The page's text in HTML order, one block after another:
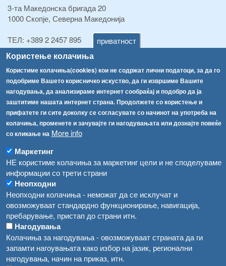
приватност
Користење колачиња
Користиме колачиња(cookies) кои не содржат лични податоци, за да го
подобриме Вашето корисничко искуство, да ги извршиме Вашите
нагодувања, да анализираме интернет сообраќај и подобро да ја
заштитиме нашата интернет страна. Продолжете со користење и
прифатете ги сите доколку се согласувате со начинот на употреба на
колачиња, променете и зачувајте ги нагодувањата или дознајте повеќе
со кликање на More info
Маркетинг
НЕ користиме колачиња за маркетинг цели и не споделуваме
информации со трети страни
Неопходни
Неопходни колачиња - неможат да се исклучат и
овозможуваат стандардно функционирање, навигација,
пребарување, пристап до страни итн.
Нагодувања
Колачиња за нагодувања - овозможуваат страната да ги
запамти нагоувањата како избор на јазик, регионални
нагодувања, начин на приказ, итн.
3-та Македонска бригада 20
1000 Скопје, Северна Македонија
ТЕЛ: +389 2 2457 895
ТЕЛ:+389 2 2457 873
Факс:+389 2 2457 893
Факс:+389 2 2457 871
info@fva.gov.mk
[АХВ-претходна страна]
Соопштенија
Република Бугарија ги засили официјалните контроли при увоз на свежо овошје и зеленчук
Високите температури ризик од труење со храна, опасни се и за животните
Водата во Гостивар може да се користи како техничка, продолжува испораката на флаширана вода
Во Гостивар спроведени 70 вонредни контроли
Забраната за водата во Гостивар останува на сила, операторите да користат само технички безбедна вода
Навигација
Архива
Обрасци
Огласи